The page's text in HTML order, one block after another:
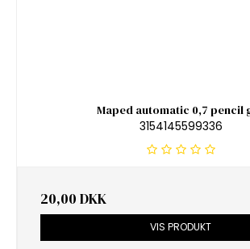
Maped automatic 0,7 pencil
3154145599336
20,00 DKK
VIS PRODUKT